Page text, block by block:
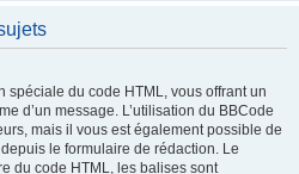
spéciale du code HTML, vous offrant un
d’un message. L’utilisation du BBCode
mais il vous est également possible de
le formulaire de rédaction. Le
du code HTML, les balises sont